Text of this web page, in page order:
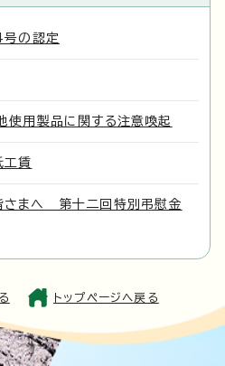
号の認定
使用製品に関する注意喚起
工賃
さまへ 第十二回特別弔慰金
トップページへ戻る